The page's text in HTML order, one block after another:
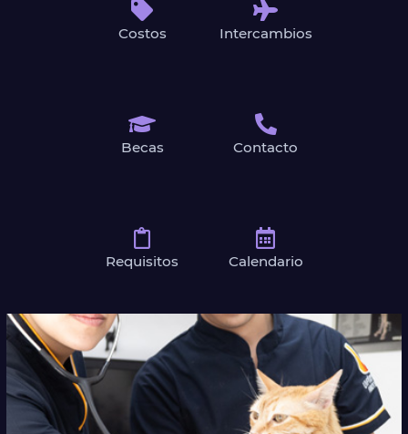
Costos Intercambios
Becas Contacto
Requisitos Calendario